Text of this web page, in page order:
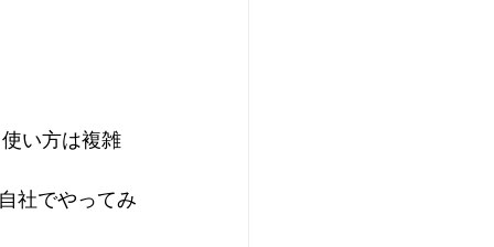
い方は複雑
社でやってみ